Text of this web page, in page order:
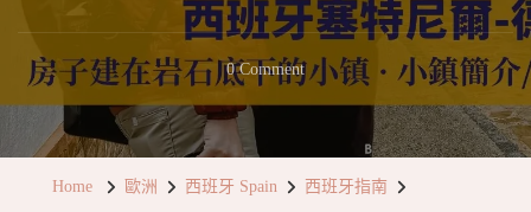
0 CommentOn
【塞
Home 歐洲 西班牙 Spain 西班牙指南